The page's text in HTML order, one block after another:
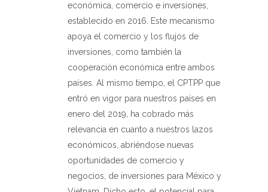
económica, comercio e inversiones,
establecido en 2016. Este mecanismo
apoya el comercio y los flujos de
inversiones, como también la
cooperación económica entre ambos
países. Al mismo tiempo, el CPTPP que
entró en vigor para nuestros países en
enero del 2019, ha cobrado más
relevancia en cuanto a nuestros lazos
económicos, abriéndose nuevas
oportunidades de comercio y
negocios, de inversiones para México y